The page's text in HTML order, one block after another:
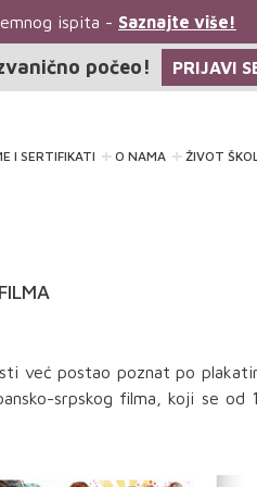
ispita - Saznajte više!
počeo! PRIJAVI
I SERTIFIKATI O NAMA ŽIVOT
već postao poznat po
srpskog filma, koji se od